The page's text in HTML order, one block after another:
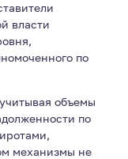
власти
по
объемы
по
механизмы не